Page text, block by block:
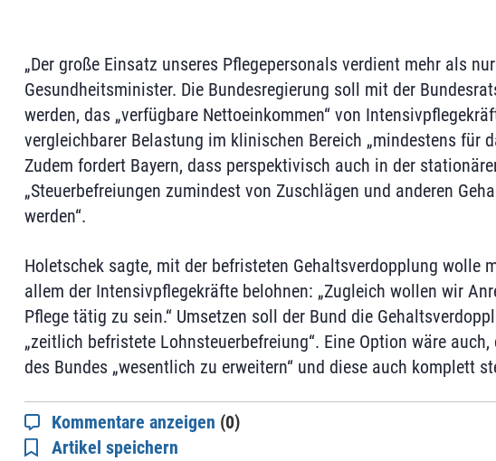
„Der große Einsatz unseres Pflegepersonals verdient mehr als
Gesundheitsminister. Die Bundesregierung soll mit der
werden, das „verfügbare Nettoeinkommen“ von
vergleichbarer Belastung im klinischen Bereich „mindestens für
Zudem fordert Bayern, dass perspektivisch auch in der
„Steuerbefreiungen zumindest von Zuschlägen und anderen
werden“.
Holetschek sagte, mit der befristeten Gehaltsverdopplung wolle
allem der Intensivpflegekräfte belohnen: „Zugleich wollen wir
Pflege tätig zu sein.“ Umsetzen soll der Bund die
„zeitlich befristete Lohnsteuerbefreiung“. Eine Option wäre
des Bundes „wesentlich zu erweitern“ und diese auch komplett
Kommentare anzeigen (0)
Artikel speichern